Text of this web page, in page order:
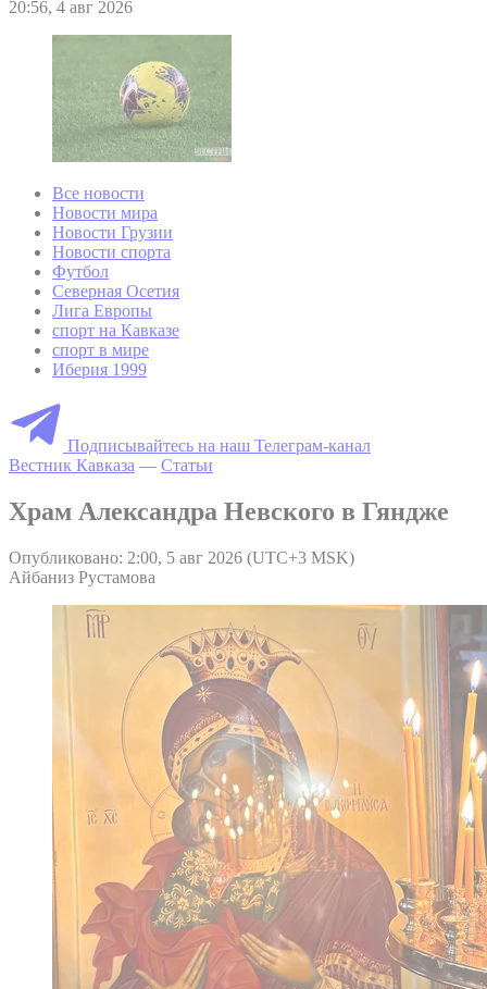
20:56, 4 авг 2026
Все новости
Новости мира
Новости Грузии
Новости спорта
Футбол
Северная Осетия
Лига Европы
спорт на Кавказе
спорт в мире
Иберия 1999
Подписывайтесь на наш Телеграм-канал
Вестник Кавказа — Статьи
Храм Александра Невского в Гяндже
Опубликовано: 2:00, 5 авг 2026 (UTC+3 MSK)
Айбаниз Рустамова